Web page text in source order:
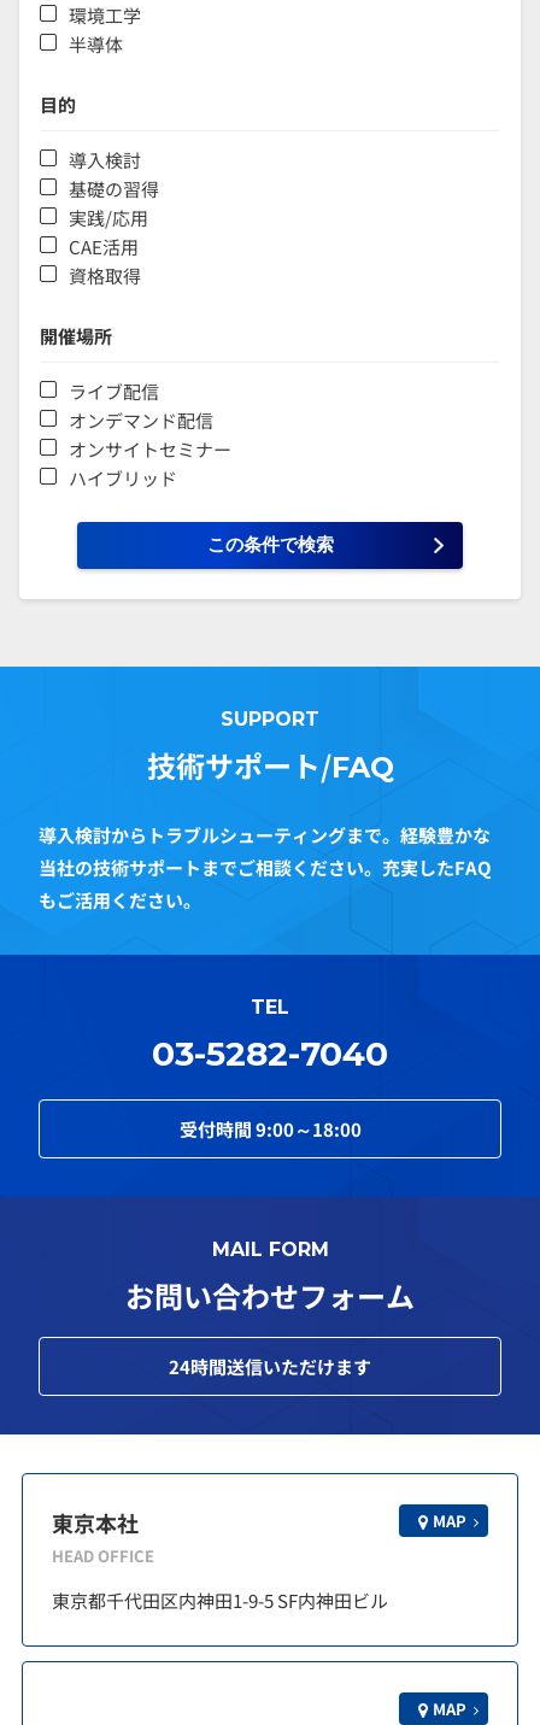
環境工学
半導体
目的
導入検討
基礎の習得
実践/応用
CAE活用
資格取得
開催場所
ライブ配信
オンデマンド配信
オンサイトセミナー
ハイブリッド
SUPPORT
技術サポート/FAQ
導入検討からトラブルシューティングまで。経験豊かな
当社の技術サポートまでご相談ください。充実したFAQ
もご活用ください。
TEL
03-5282-7040
受付時間9:00～18:00
MAIL FORM
お問い合わせフォーム
24時間送信いただけます
東京本社
HEAD OFFICE
MAP
東京都千代田区内神田1-9-5 SF内神田ビル
MAP